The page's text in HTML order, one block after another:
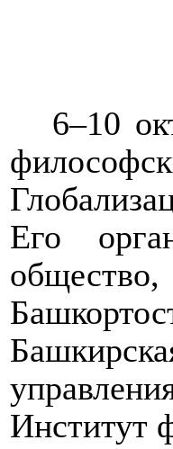
6–10
Его
Институт